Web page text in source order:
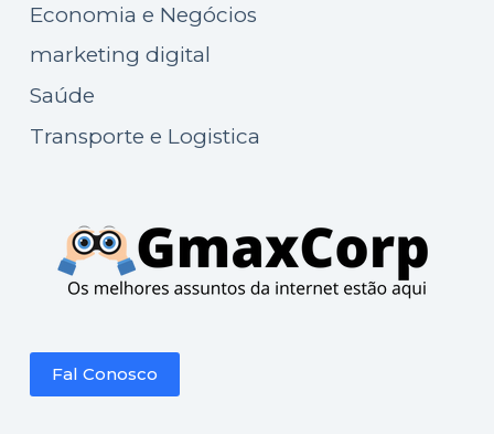
Economia e Negócios
marketing digital
Saúde
Transporte e Logistica
Fal Conosco